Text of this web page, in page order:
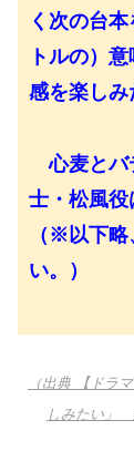
く次の台
トルの）
感を楽しみ
心麦とバ
士・松風役
（※以下
い。）
（出典 【ドラ
しみたい」